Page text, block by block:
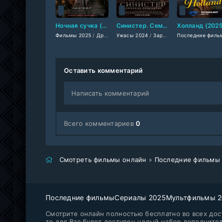
Ночная сучка (2025)
Фильмы 2025 / Драмы 2025 / Зарубежные фильмы 2025/
Синистер. Семейное проклятие (2024)
Ужасы 2024 /Зарубежные фильмы 2024
Холланд
Оставить комментарий
Написать комментарий
Всего комментариев0
Смотреть фильмы онлайн » Последние фильмы
Последние фильмыСериалы 2025Мультфильмы
Смотрите онлайн полностью бесплатно во всех